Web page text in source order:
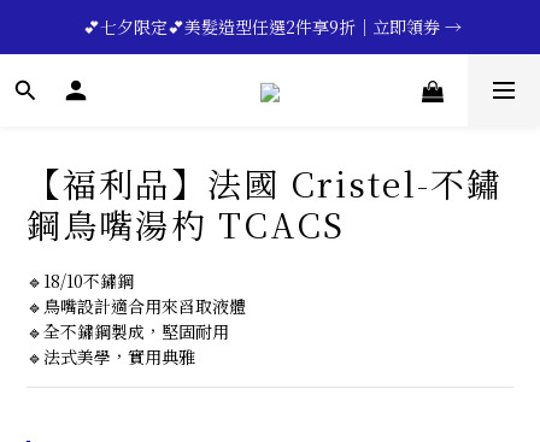
🔥💪My Superdad😍｜全館領券享9折｜立即領券 →
💕七夕限定💕美髮造型任選2件享9折｜立即領券 →
一分鐘登錄保固 | 買得安心又放心🔥▸▸
【福利品】法國 Cristel-不鏽
鋼鳥嘴湯杓 TCACS
🔹18/10不鏽鋼
🔹鳥嘴設計適合用來舀取液體
🔹全不鏽鋼製成，堅固耐用
🔹法式美學，實用典雅